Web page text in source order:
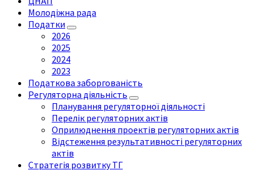
Молодіжна рада
Податки
2026
2025
2024
2023
Податкова заборгованість
Регуляторна діяльність
Планування регуляторної діяльності
Перелік регуляторних актів
Оприлюднення проектів регуляторних актів
Відстеження результативності регуляторних
актів
Стратегія розвитку ТГ